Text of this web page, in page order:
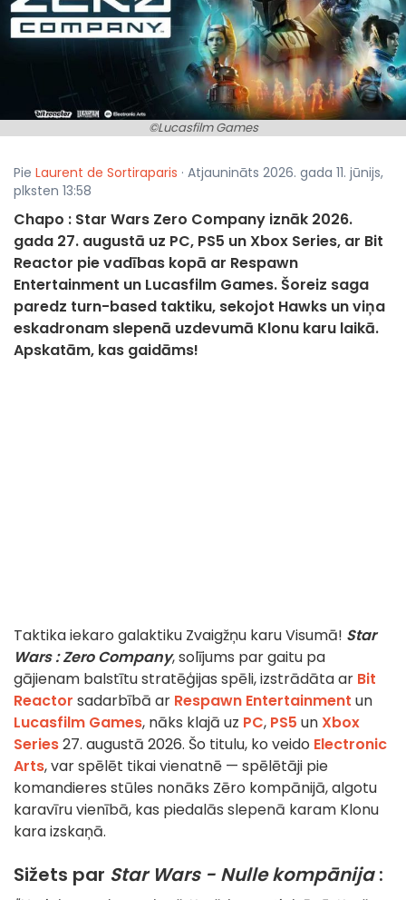
©Lucasfilm Games
Pie Laurent de Sortiraparis · Atjaunināts 2026. gada 11. jūnijs,
plksten 13:58
Chapo : Star Wars Zero Company iznāk 2026.
gada 27. augustā uz PC, PS5 un Xbox Series, ar Bit
Reactor pie vadības kopā ar Respawn
Entertainment un Lucasfilm Games. Šoreiz saga
paredz turn-based taktiku, sekojot Hawks un viņa
eskadronam slepenā uzdevumā Klonu karu laikā.
Apskatām, kas gaidāms!
Taktika iekaro galaktiku Zvaigžņu karu Visumā! Star
Wars : Zero Company, solījums par gaitu pa
gājienam balstītu stratēģijas spēli, izstrādāta ar Bit
Reactor sadarbībā ar Respawn Entertainment un
Lucasfilm Games, nāks klajā uz PC, PS5 unXbox
Series27. augustā 2026. Šo titulu, ko veido Electronic
Arts, var spēlēt tikai vienatnē — spēlētāji pie
komandieres stūles nonāks Zēro kompānijā, algotu
karavīru vienībā, kas piedalās slepenā karam Klonu
kara izskaņā.
Sižets par Star Wars - Nulle kompānija: